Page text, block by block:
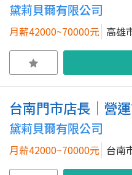
黛莉貝爾有限公司
月薪42000~70000元 高雄
台南門市店長｜營
黛莉貝爾有限公司
月薪42000~70000元 台南